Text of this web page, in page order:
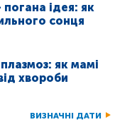
ідея: як
сонця
як мамі
хвороби
ВИЗНАЧНІ ДАТИ